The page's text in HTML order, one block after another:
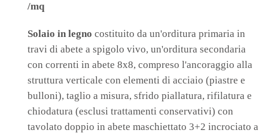
/mq
Solaio in legno costituito da un'orditura primaria in
travi di abete a spigolo vivo, un'orditura secondaria
con correnti in abete 8x8, compreso l'ancoraggio alla
struttura verticale con elementi di acciaio (piastre e
bulloni), taglio a misura, sfrido piallatura, rifilatura e
chiodatura (esclusi trattamenti conservativi) con
tavolato doppio in abete maschiettato 3+2 incrociato a